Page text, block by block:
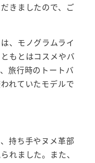
きましたので、ご
、モノグラムライ
もとはコスメやバ
旅行時のトートバ
れていたモデルで
持ち手やヌメ革部
れました。また、